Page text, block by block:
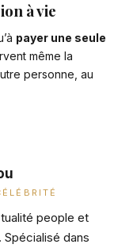
à vie
payer une seule
même la
personne, au
people et
dans